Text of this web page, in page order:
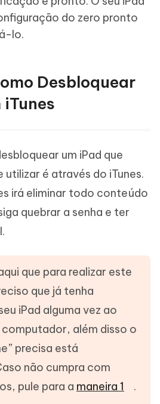
do zero pronto
lo.
Desbloquear
iTunes
um iPad que
é através do iTunes.
irá eliminar todo conteúdo
quebrar a senha e ter
que para realizar este
que já tenha
iPad alguma vez ao
computador, além disso o
precisa está
não cumpra com
pule para a maneira 1 .